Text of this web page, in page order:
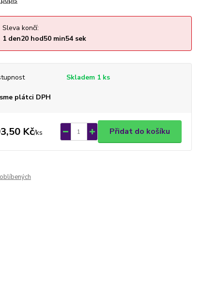
Sleva končí:
1 den20hod50min53sek
Skladem 1 ks
plátci DPH
Kč/ks Přidat do košíku